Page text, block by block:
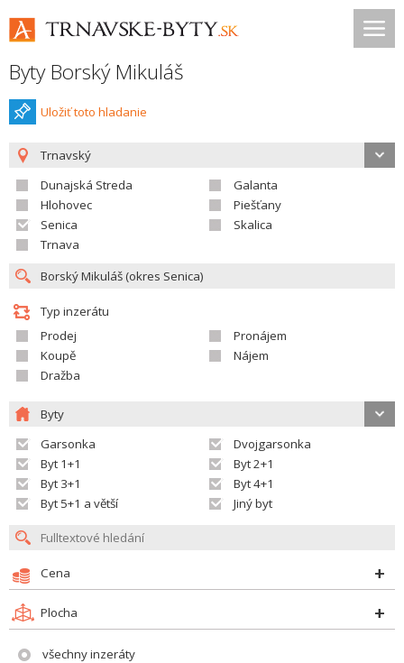
Byty Borský Mikuláš
Uložiť toto hladanie
Trnavský
Dunajská Streda
Galanta
Hlohovec
Piešťany
Senica
Skalica
Trnava
Typ inzerátu
Prodej
Pronájem
Koupě
Nájem
Dražba
Byty
Garsonka
Dvojgarsonka
Byt 1+1
Byt 2+1
Byt 3+1
Byt 4+1
Byt 5+1 a větší
Jiný byt
Cena
Plocha
všechny inzeráty